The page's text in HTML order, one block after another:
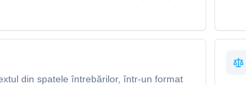
din spatele întrebărilor, într-un format